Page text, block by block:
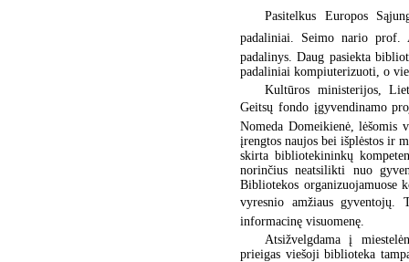
Pasitelkus Europos
padaliniai. Seimo nario prof.
padalinys. Daug pasiekta
padaliniai kompiuterizuoti, o
Kultūros ministerijos,
Geitsų fondo įgyvendinamo
Nomeda Domeikienė, lėšomis
įrengtos naujos bei išplėstos ir
skirta bibliotekininkų
norinčius neatsilikti nuo
Bibliotekos organizuojamuose
vyresnio amžiaus gyventojų.
informacinę visuomenę.
Atsižvelgdama į
prieigas viešoji biblioteka